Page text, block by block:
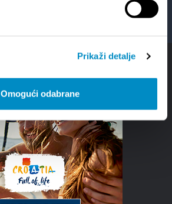
Prikaži detalje
Omogući odabrane